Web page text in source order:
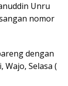
Unru
nomor
dengan
Wajo, Selasa (